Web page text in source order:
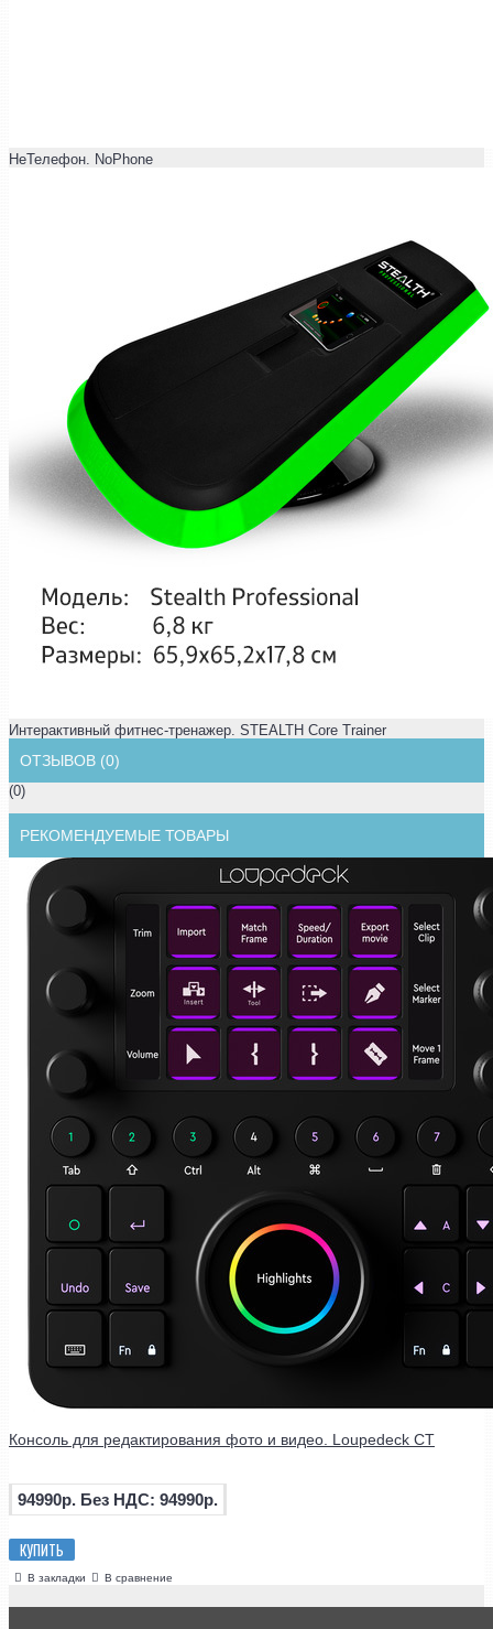
НеТелефон. NoPhone
Интерактивный фитнес-тренажер. STEALTH Core Trainer
ОТЗЫВОВ (0)
(0)
РЕКОМЕНДУЕМЫЕ ТОВАРЫ
Консоль для редактирования фото и видео. Loupedeck CT
94990р. Без НДС: 94990р.
КУПИТЬ
В закладки В сравнение